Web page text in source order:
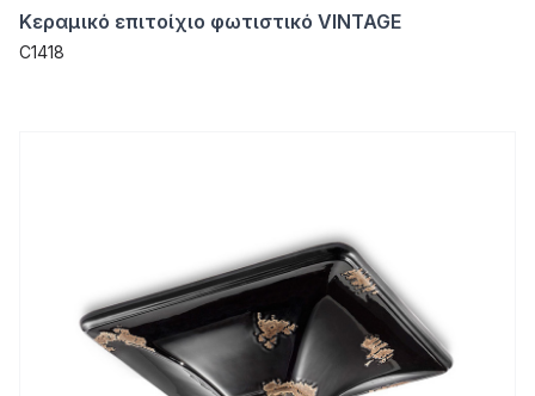
Κεραμικό επιτοίχιο φωτιστικό VINTAGE
C1418